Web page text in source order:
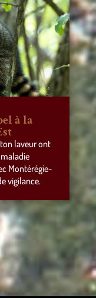
à la
laveur ont
Montérégie-
vigilance.